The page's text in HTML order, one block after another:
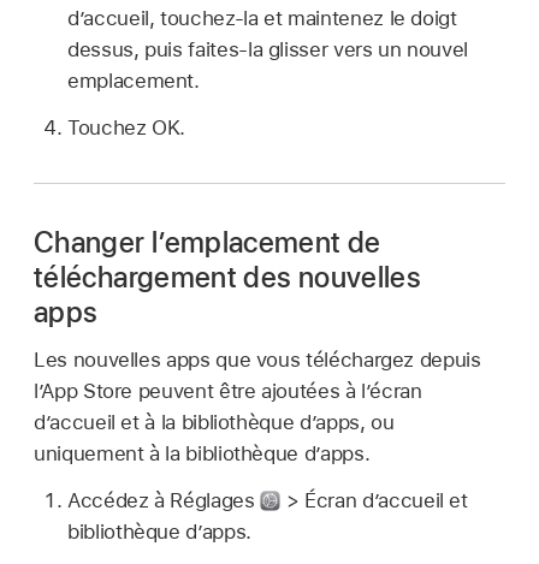
d’accueil, touchez-la et maintenez le doigt
dessus, puis faites-la glisser vers un nouvel
emplacement.
Touchez OK.
Changer l’emplacement de
téléchargement des nouvelles
apps
Les nouvelles apps que vous téléchargez depuis
l’App Store peuvent être ajoutées à l’écran
d’accueil et à la bibliothèque d’apps, ou
uniquement à la bibliothèque d’apps.
Accédez à Réglages
> Écran d’accueil et
bibliothèque d’apps.